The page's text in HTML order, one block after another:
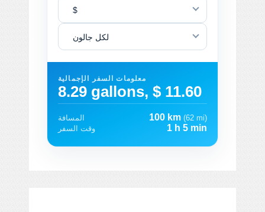
$
لكل جالون
معلومات السفر الإجمالية
8.29 gallons, $ 11.60
المسافة 100 km (62 mi)
وقت السفر
1 h 5 min